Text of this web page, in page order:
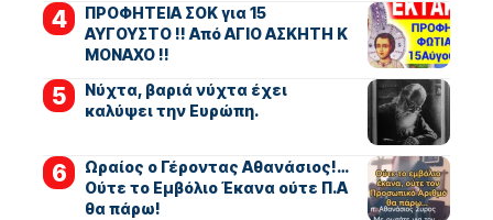
ΠΡΟΦΗΤΕΙΑ ΣΟΚ για 15
ΑΥΓΟΥΣΤΟ !! Από ΑΓΙΟ ΑΣΚΗΤΗ Κ
ΜΟΝΑΧΟ !!
Νύχτα, βαριά νύχτα έχει
καλύψει την Ευρώπη.
Ωραίος ο Γέροντας Αθανάσιος!…
Ούτε το Εμβόλιο Έκανα ούτε Π.Α
θα πάρω!